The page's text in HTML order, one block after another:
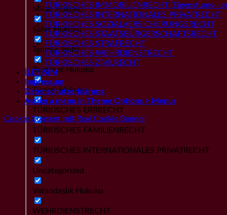
Miras Hukuku
Şahıs Hukuku
Tanıma Tenfiz
Tazminat Hukuku
Ticaret Hukuku
TÜRKISCHES ERBRECHT
TÜRKISCHES FAMILIENRECHT
TÜRKISCHES INTERNATIONALES PRIVATRECHT
Uncategorized
Vatandaşlık Hukuku
WEHRDIENSTRECHT
TÜRKISCHES IMMOBILIENRECHT (Eigenstums-
TÜRKISCHES INTERNATIONALES PRIVATRECHT
TÜRKISCHES SOZIALVERSICHERUNGSRECHT
TÜRKISCHES STAATSBÜRGERSCHAFTSRECHT
TÜRKISCHES STRAFRECHT
TÜRKISCHES WEHRDIENSTRECHT
TÜRKISCHES ZIVILRECHT
İLETİŞİM
Impressum
Datenschutzerklärung
Assign a menu in Theme Options > Menus
Cookie Consent mit Real Cookie Banner